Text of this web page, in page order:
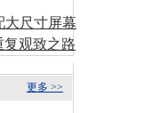
大尺寸屏幕
复观致之路
更多 >>